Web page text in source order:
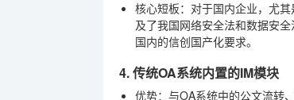
核心短板：对于国内企业，尤
及了我国网络安全法和数据安
国内的信创国产化要求。
4. 传统OA系统内置的IM模块
优势：与OA系统中的公文流转